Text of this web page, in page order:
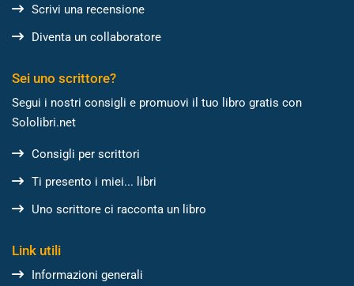
Scrivi una recensione
Diventa un collaboratore
Sei uno scrittore?
Segui i nostri consigli e promuovi il tuo libro gratis con
Sololibri.net
Consigli per scrittori
Ti presento i miei... libri
Uno scrittore ci racconta un libro
Link utili
Informazioni generali